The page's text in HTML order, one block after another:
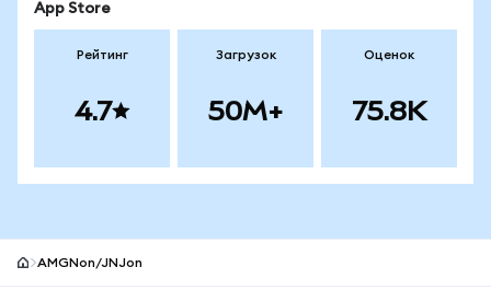
App Store
Рейтинг
4.7
Загрузок
50M+
Оценок
75.8K
AMGNon/JNJon